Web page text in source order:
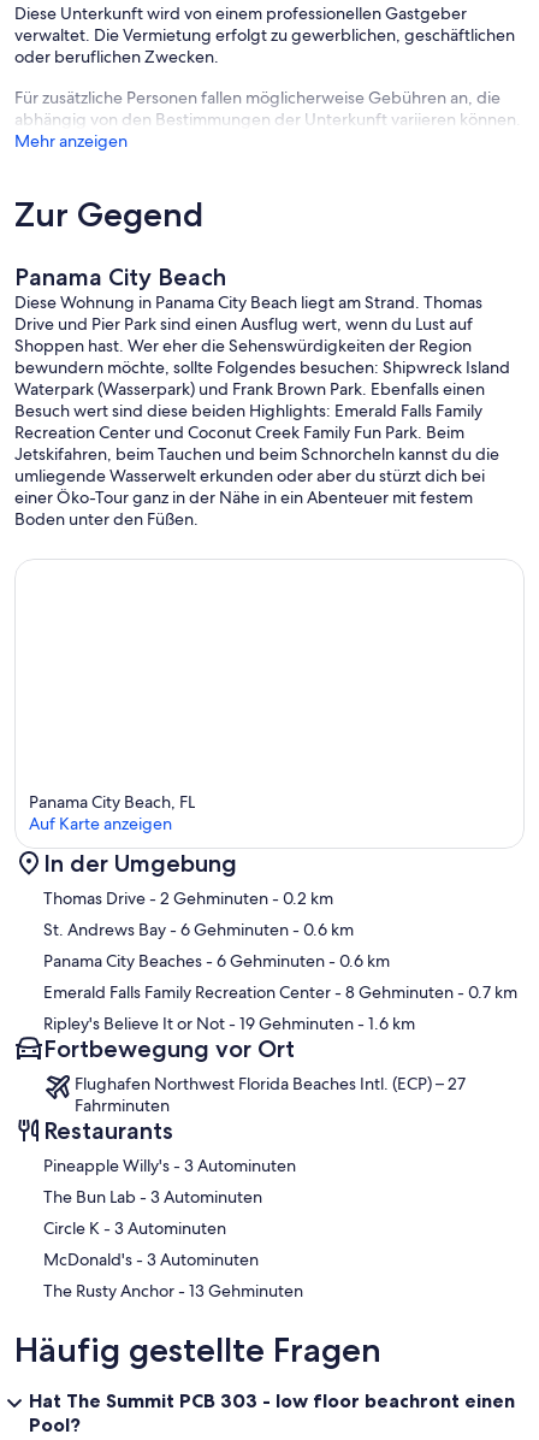
Diese Unterkunft wird von einem professionellen Gastgeber
verwaltet. Die Vermietung erfolgt zu gewerblichen, geschäftlichen
oder beruflichen Zwecken.
Für zusätzliche Personen fallen möglicherweise Gebühren an, die
abhängig von den Bestimmungen der Unterkunft variieren können.
Mehr anzeigen
Zur Gegend
Panama City Beach
Diese Wohnung in Panama City Beach liegt am Strand. Thomas
Drive und Pier Park sind einen Ausflug wert, wenn du Lust auf
Shoppen hast. Wer eher die Sehenswürdigkeiten der Region
bewundern möchte, sollte Folgendes besuchen: Shipwreck Island
Waterpark (Wasserpark) und Frank Brown Park. Ebenfalls einen
Besuch wert sind diese beiden Highlights: Emerald Falls Family
Recreation Center und Coconut Creek Family Fun Park. Beim
Jetskifahren, beim Tauchen und beim Schnorcheln kannst du die
umliegende Wasserwelt erkunden oder aber du stürzt dich bei
einer Öko-Tour ganz in der Nähe in ein Abenteuer mit festem
Boden unter den Füßen.
Karte
Panama City Beach, FL
Auf Karte anzeigen
In der Umgebung
Thomas Drive- 2 Gehminuten- 0.2 km
St. Andrews Bay- 6 Gehminuten- 0.6 km
Panama City Beaches- 6 Gehminuten- 0.6 km
Emerald Falls Family Recreation Center- 8 Gehminuten- 0.7 km
Ripley's Believe It or Not- 19 Gehminuten- 1.6 km
Fortbewegung vor Ort
Flughafen Northwest Florida Beaches Intl. (ECP) – 27
Fahrminuten
Restaurants
‪Pineapple Willy's - ‬3 Autominuten
‪The Bun Lab - ‬3 Autominuten
‪Circle K - ‬3 Autominuten
‪McDonald's - ‬3 Autominuten
‪The Rusty Anchor - ‬13 Gehminuten
Häufig gestellte Fragen
Hat The Summit PCB 303 - low floor beachront einen
Pool?